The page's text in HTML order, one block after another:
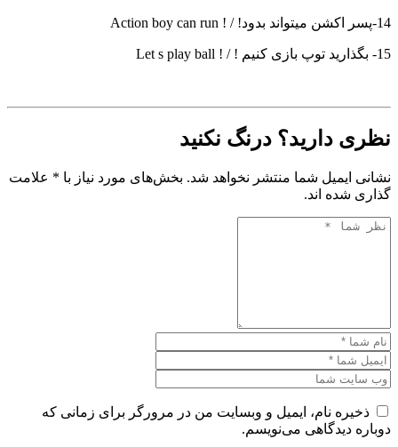
14-پسر اکشن میتواند بدود! / ! Action boy can run
15- بگذارید توپ بازی کنیم ! / ! Let s play ball
نظری دارید؟ درنگ نکنید
نشانی ایمیل شما منتشر نخواهد شد. بخش‌های مورد نیاز با * علامت
گذاری شده اند.
ذخیره نام، ایمیل و وبسایت من در مرورگر برای زمانی که
دوباره دیدگاهی می‌نویسم.